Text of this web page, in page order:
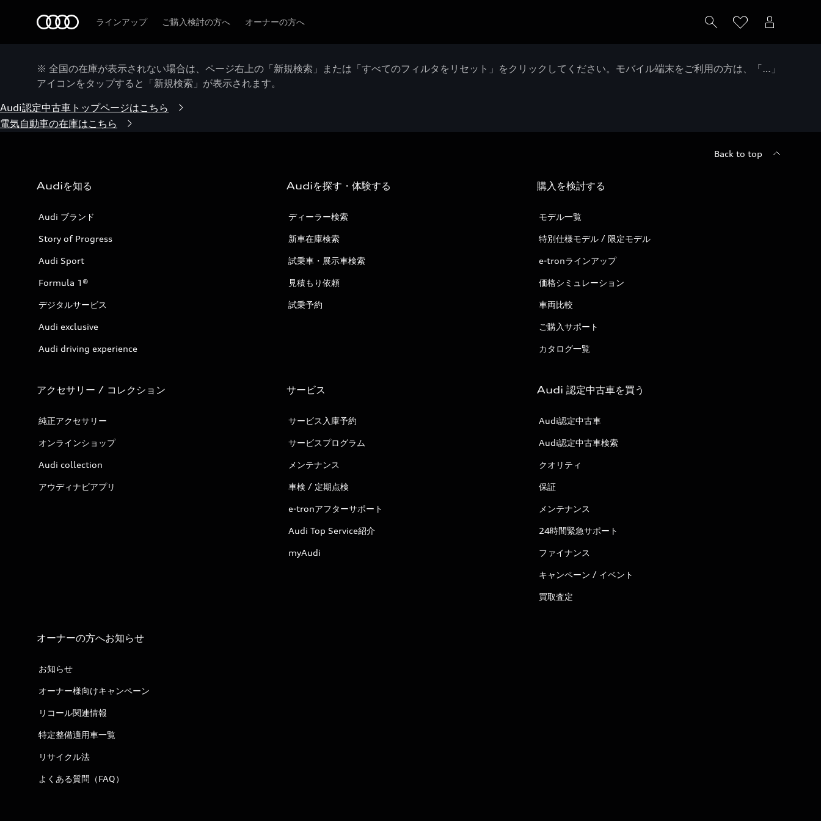
ラインアップ ご購入検討の方へ オーナーの方へ
※ 全国の在庫が表示されない場合は、ページ右上の「新規検索」または「すべてのフィルタをリセット」をクリックしてください。モバイル端末をご利用の方は、「…」
アイコンをタップすると「新規検索」が表示されます。
Audi認定中古車トップページはこちら
電気自動車の在庫はこちら
Back to top
Audiを知る
Audi ブランド
Story of Progress
Audi Sport
Formula 1®
デジタルサービス
Audi exclusive
Audi driving experience
Audiを探す・体験する
ディーラー検索
新車在庫検索
試乗車・展示車検索
見積もり依頼
試乗予約
購入を検討する
モデル一覧
特別仕様モデル / 限定モデル
e-tronラインアップ
価格シミュレーション
車両比較
ご購入サポート
カタログ一覧
アクセサリー / コレクション
純正アクセサリー
オンラインショップ
Audi collection
アウディナビアプリ
サービス
サービス入庫予約
サービスプログラム
メンテナンス
車検 / 定期点検
e-tronアフターサポート
Audi Top Service紹介
myAudi
Audi 認定中古車を買う
Audi認定中古車
Audi認定中古車検索
クオリティ
保証
メンテナンス
24時間緊急サポート
ファイナンス
キャンペーン / イベント
買取査定
オーナーの方へお知らせ
お知らせ
オーナー様向けキャンペーン
リコール関連情報
特定整備適用車一覧
リサイクル法
よくある質問（FAQ）